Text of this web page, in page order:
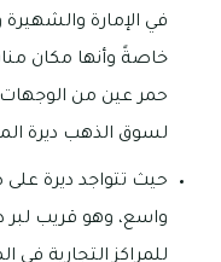
في الإمارة والشهيرة
خاصةً وأنها مكان
حمر عين من الوجهات
لسوق الذهب ديرة
حيث تتواجد ديرة
واسع، وهو قريب لبر
للمراكز التجارية في